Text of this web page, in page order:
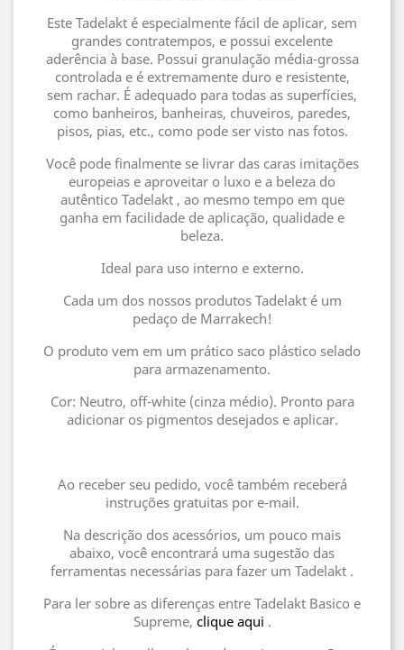
Este Tadelakt é especialmente fácil de aplicar, sem
grandes contratempos, e possui excelente
aderência à base. Possui granulação média-grossa
controlada e é extremamente duro e resistente,
sem rachar. É adequado para todas as superfícies,
como banheiros, banheiras, chuveiros, paredes,
pisos, pias, etc., como pode ser visto nas fotos.
Você pode finalmente se livrar das caras imitações
europeias e aproveitar o luxo e a beleza do
autêntico Tadelakt , ao mesmo tempo em que
ganha em facilidade de aplicação, qualidade e
beleza.
Ideal para uso interno e externo.
Cada um dos nossos produtos Tadelakt é um
pedaço de Marrakech!
O produto vem em um prático saco plástico selado
para armazenamento.
Cor: Neutro, off-white (cinza médio). Pronto para
adicionar os pigmentos desejados e aplicar.
Ao receber seu pedido, você também receberá
instruções gratuitas por e-mail.
Na descrição dos acessórios, um pouco mais
abaixo, você encontrará uma sugestão das
ferramentas necessárias para fazer um Tadelakt .
Para ler sobre as diferenças entre Tadelakt Basico e
Supreme, clique aqui .